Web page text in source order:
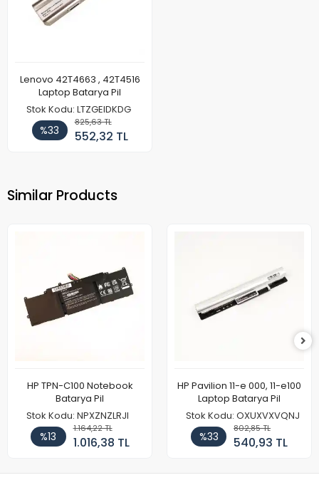
Lenovo 42T4663 , 42T4516
Laptop Batarya Pil
Stok Kodu: LTZGEIDKDG
%33
825,63 TL
552,32 TL
Similar Products
HP TPN-C100 Notebook
Batarya Pil
Stok Kodu: NPXZNZLRJI
%13
1.164,22 TL
1.016,38 TL
HP Pavilion 11-e 000, 11-e100
Laptop Batarya Pil
Stok Kodu: OXUXVXVQNJ
%33
802,85 TL
540,93 TL